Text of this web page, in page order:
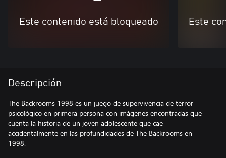
Este contenido está bloqueado Este
Descripción
The Backrooms 1998 es un juego de supervivencia de terror
psicológico en primera persona con imágenes encontradas que
cuenta la historia de un joven adolescente que cae
accidentalmente en las profundidades de The Backrooms en
1998.